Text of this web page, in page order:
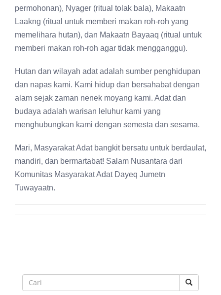
permohonan), Nyager (ritual tolak bala), Makaatn
Laakng (ritual untuk memberi makan roh-roh yang
memelihara hutan), dan Makaatn Bayaaq (ritual untuk
memberi makan roh-roh agar tidak mengganggu).
Hutan dan wilayah adat adalah sumber penghidupan
dan napas kami. Kami hidup dan bersahabat dengan
alam sejak zaman nenek moyang kami. Adat dan
budaya adalah warisan leluhur kami yang
menghubungkan kami dengan semesta dan sesama.
Mari, Masyarakat Adat bangkit bersatu untuk berdaulat,
mandiri, dan bermartabat! Salam Nusantara dari
Komunitas Masyarakat Adat Dayeq Jumetn
Tuwayaatn.